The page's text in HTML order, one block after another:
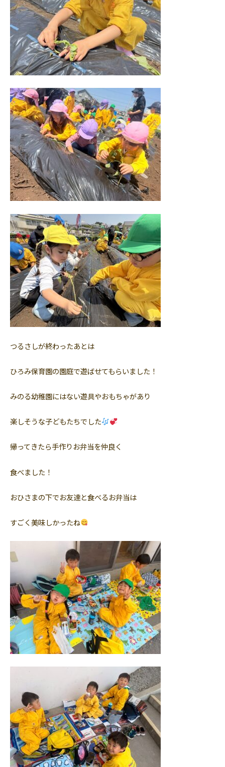
つるさしが終わったあとは
ひろみ保育園の園庭で遊ばせてもらいました！
みのる幼稚園にはない遊具やおもちゃがあり
楽しそうな子どもたちでした
帰ってきたら手作りお弁当を仲良く
食べました！
おひさまの下でお友達と食べるお弁当は
すごく美味しかったね